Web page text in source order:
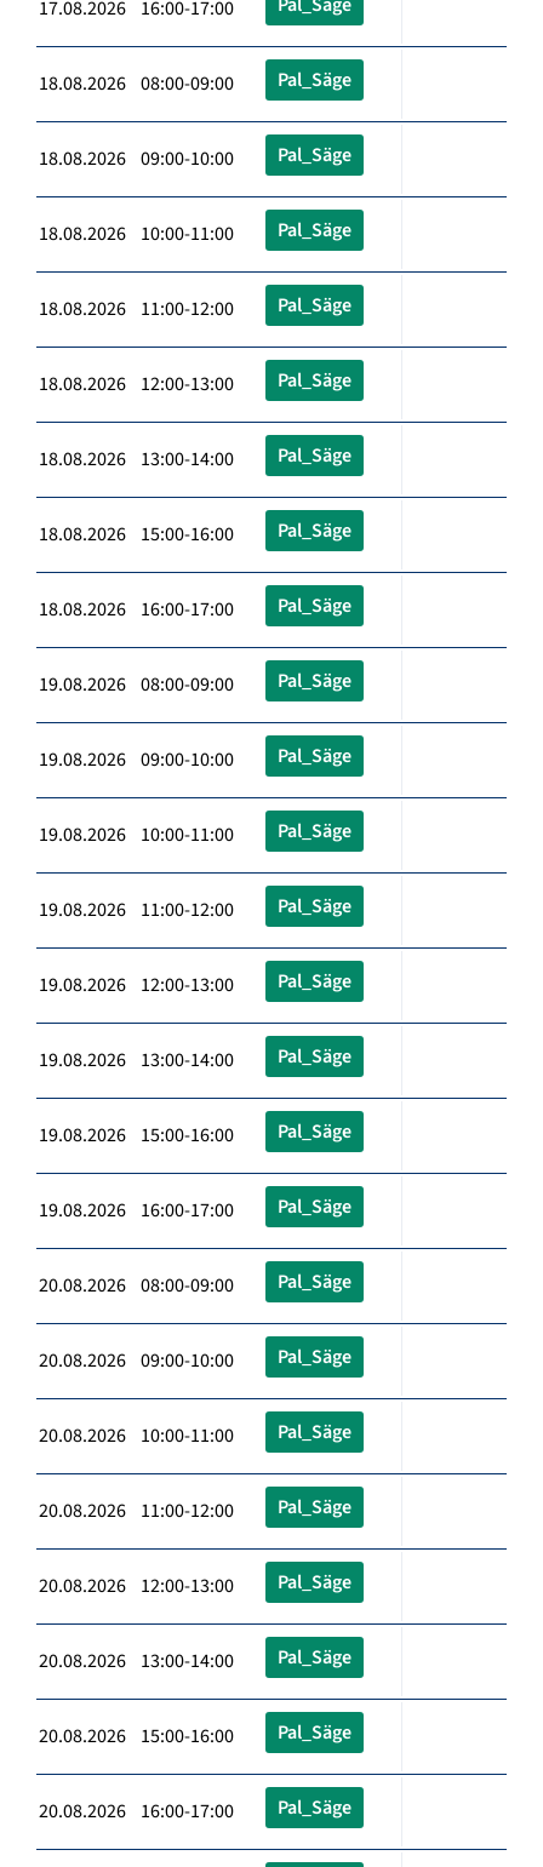
17.08.2026 16:00-17:00
18.08.2026 08:00-09:00 Pal_Säge
18.08.2026 09:00-10:00 Pal_Säge
18.08.2026 10:00-11:00 Pal_Säge
18.08.2026 11:00-12:00 Pal_Säge
18.08.2026 12:00-13:00 Pal_Säge
18.08.2026 13:00-14:00 Pal_Säge
18.08.2026 15:00-16:00 Pal_Säge
18.08.2026 16:00-17:00 Pal_Säge
19.08.2026 08:00-09:00 Pal_Säge
19.08.2026 09:00-10:00 Pal_Säge
19.08.2026 10:00-11:00 Pal_Säge
19.08.2026 11:00-12:00 Pal_Säge
19.08.2026 12:00-13:00 Pal_Säge
19.08.2026 13:00-14:00 Pal_Säge
19.08.2026 15:00-16:00 Pal_Säge
19.08.2026 16:00-17:00 Pal_Säge
20.08.2026 08:00-09:00 Pal_Säge
20.08.2026 09:00-10:00 Pal_Säge
20.08.2026 10:00-11:00 Pal_Säge
20.08.2026 11:00-12:00 Pal_Säge
20.08.2026 12:00-13:00 Pal_Säge
20.08.2026 13:00-14:00 Pal_Säge
20.08.2026 15:00-16:00 Pal_Säge
20.08.2026 16:00-17:00 Pal_Säge